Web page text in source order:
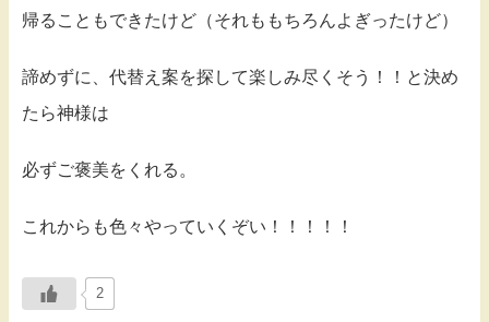
帰ることもできたけど（それももちろんよぎったけど）
諦めずに、代替え案を探して楽しみ尽くそう！！と決め
たら神様は
必ずご褒美をくれる。
これからも色々やっていくぞい！！！！！
2